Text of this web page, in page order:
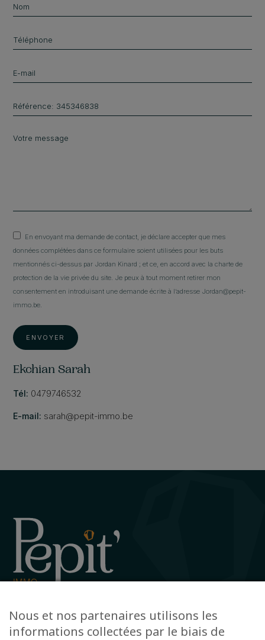
En envoyant ma demande de contact, je déclare accepter que mes
données complétées dans ce formulaire soient utilisées pour les buts
mentionnés ci-dessus par Jordan Kinard ; et ce, en accord avec la charte de
protection de la vie privée du site. Je peux à tout moment retirer mon
consentement en introduisant une demande écrite à l’adresse Jordan@pepit-
immo.be.
ENVOYER
Ekchian Sarah
Tél: 0479746532
E-mail: sarah@pepit-immo.be
+32 63 78 51 51
info@pepit-immo.be
Nous et nos partenaires utilisons les
informations collectées par le biais de